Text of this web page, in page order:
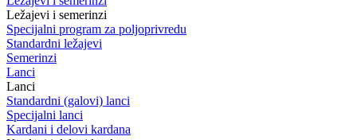
Ležajevi i semerinzi
Specijalni program za poljoprivredu
Standardni ležajevi
Semerinzi
Lanci
Lanci
Standardni (galovi) lanci
Specijalni lanci
Kardani i delovi kardana